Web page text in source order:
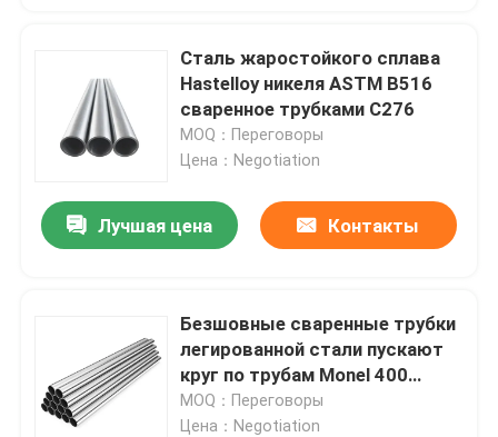
Сталь жаростойкого сплава
Hastelloy никеля ASTM B516
сваренное трубками C276
MOQ：Переговоры
Цена：Negotiation
Лучшая цена Контакты
Безшовные сваренные трубки
легированной стали пускают
круг по трубам Monel 400
N04400 Astm B164
MOQ：Переговоры
Цена：Negotiation